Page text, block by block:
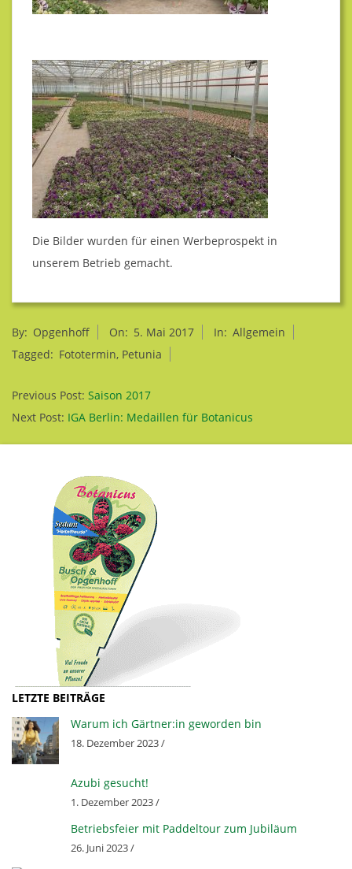
N
H
O
F
F
G
B
R
Die Bilder wurden für einen Werbeprospekt in
unserem Betrieb gemacht.
05-
05
By: Opgenhoff On: 5. Mai 2017 In: Allgemein
Tagged: Fototermin, Petunia
Previous Post: Saison 2017
Next Post: IGA Berlin: Medaillen für Botanicus
LETZTE BEITRÄGE
Warum ich Gärtner:in geworden bin
18. Dezember 2023 /
Azubi gesucht!
1. Dezember 2023 /
Betriebsfeier mit Paddeltour zum Jubiläum
26. Juni 2023 /